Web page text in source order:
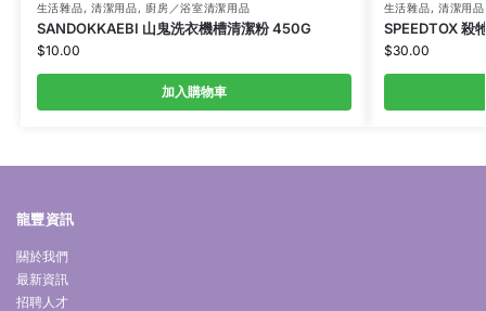
生活雜品, 清潔用品, 廚房／浴室清潔用品
SANDOKKAEBI 山鬼洗衣機槽清潔粉 450G
$10.00
加入購物車
生活雜品, 清潔用品
SPEEDTOX 殺
$30.00
龍豐資訊
關於我們
最新資訊
招聘人才